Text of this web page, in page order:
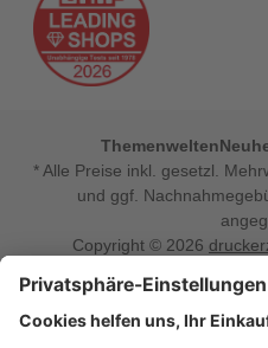
Themenwelten
* Alle Preise inkl. gesetzl.
und ggf.
Copyright © 2026
Vertrag
Druckerzubehoer.de –